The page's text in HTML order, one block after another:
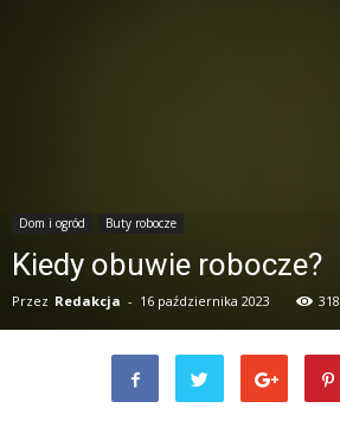
Dom i ogród Buty robocze
Kiedy obuwie robocze?
Przez Redakcja - 16 października 2023 318